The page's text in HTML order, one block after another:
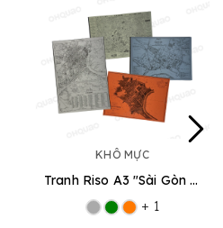
KHÔ MỰC
Tranh Riso A3 "Sài Gòn Map"
+ 1